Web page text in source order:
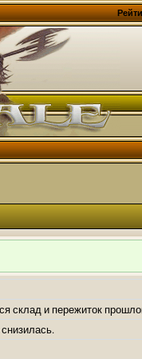
склад и пережиток